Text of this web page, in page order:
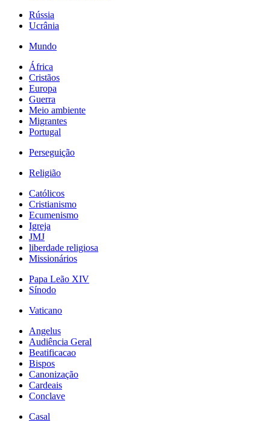
Rússia
Ucrânia
Mundo
África
Cristãos
Europa
Guerra
Meio ambiente
Migrantes
Portugal
Perseguição
Religião
Católicos
Cristianismo
Ecumenismo
Igreja
JMJ
liberdade religiosa
Missionários
Papa Leão XIV
Sínodo
Vaticano
Angelus
Audiência Geral
Beatificacao
Bispos
Canonização
Cardeais
Conclave
Casal